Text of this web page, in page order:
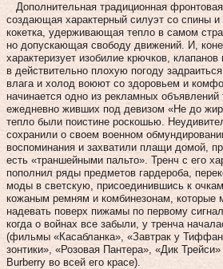
Дополнительная традиционная
создающая характерный силуэт со спины
кокетка, удерживающая тепло в самом
но допускающая свободу движений. И,
характеризует изобилие крючков,
в действительно плохую погоду
влага и холод воюют со здоровьем и
начинается одно из рекламных
ежедневно живших под девизом «Не до
тепло были поистине роскошью.
сохранили о своем военном
воспоминания и захватили плащи домой,
есть «траншейными пальто». Тренч с его
пополнил ряды предметов гардероба,
моды в светскую, присоединившись к
кожаным ремням и комбинезонам, которые
надевать поверх пижамы по первому
когда о войнах все забыли, у тренча
(фильмы «Касабланка», «Завтрак у
зонтики», «Розовая Пантера», «Дик
Burberry во всей его красе).